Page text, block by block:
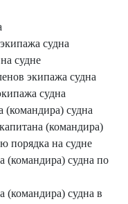
судна
судне
экипажа судна
судна
судна
(командира)
порядка на судне
(командира) судна по
(командира) судна в